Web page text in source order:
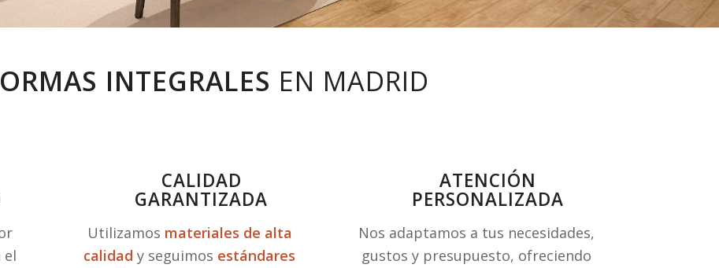
INTEGRALES EN MADRID
el
CALIDAD
GARANTIZADA
Utilizamos materiales de alta
calidad y seguimos estándares
ATENCIÓN
PERSONALIZADA
Nos adaptamos a tus necesidades,
gustos y presupuesto, ofreciendo